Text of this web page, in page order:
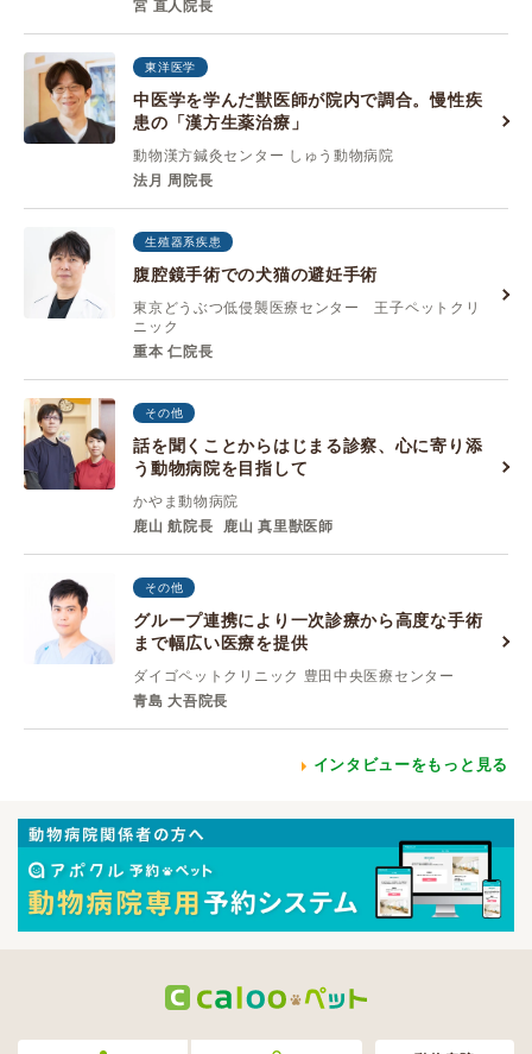
宮 直人院長
東洋医学
中医学を学んだ獣医師が院内で調合。慢性疾
患の「漢方生薬治療」
動物漢方鍼灸センター しゅう動物病院
法月 周院長
生殖器系疾患
腹腔鏡手術での犬猫の避妊手術
東京どうぶつ低侵襲医療センター 王子ペットクリ
ニック
重本 仁院長
その他
話を聞くことからはじまる診察、心に寄り添
う動物病院を目指して
かやま動物病院
鹿山 航院長
鹿山 真里獣医師
その他
グループ連携により一次診療から高度な手術
まで幅広い医療を提供
ダイゴペットクリニック 豊田中央医療センター
青島 大吾院長
インタビューをもっと見る